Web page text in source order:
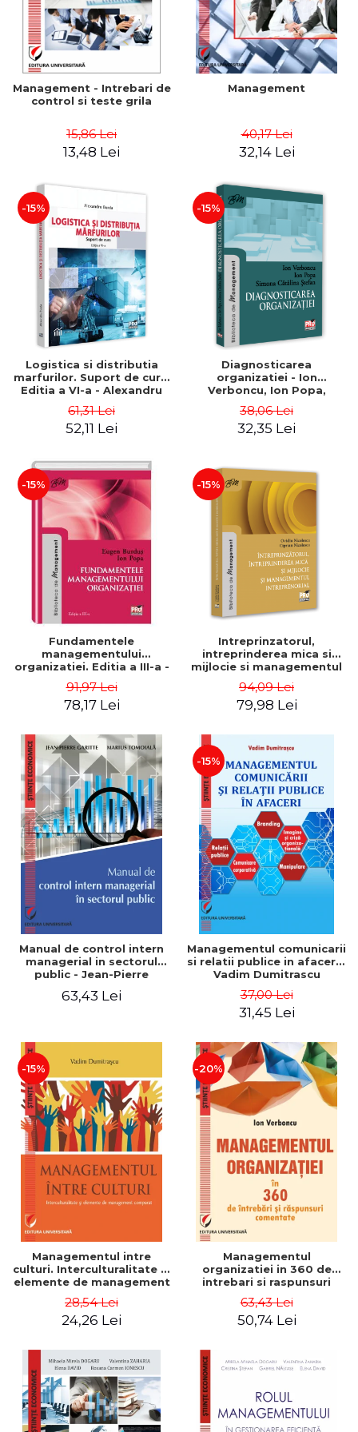
Management - Intrebari de
control si teste grila
15,86 Lei
13,48 Lei
Management
40,17 Lei
32,14 Lei
-15%
Logistica si distributia
marfurilor. Suport de curs.
Editia a VI-a - Alexandru
61,31 Lei
52,11 Lei
-15%
Diagnosticarea
organizatiei - Ion
Verboncu, Ion Popa,
38,06 Lei
32,35 Lei
-15%
Fundamentele
managementului
organizatiei. Editia a III-a -
91,97 Lei
78,17 Lei
-15%
Intreprinzatorul,
intreprinderea mica si
mijlocie si managementul
Nicolescu, Ciprian
Nicolescu
94,09 Lei
79,98 Lei
Manual de control intern
managerial in sectorul
public - Jean-Pierre
63,43 Lei
-15%
Managementul comunicarii
si relatii publice in afaceri -
Vadim Dumitrascu
37,00 Lei
31,45 Lei
-15%
Managementul intre
culturi. Interculturalitate si
elemente de management
Dumitrascu
28,54 Lei
24,26 Lei
-20%
Managementul
organizatiei in 360 de
intrebari si raspunsuri
63,43 Lei
50,74 Lei